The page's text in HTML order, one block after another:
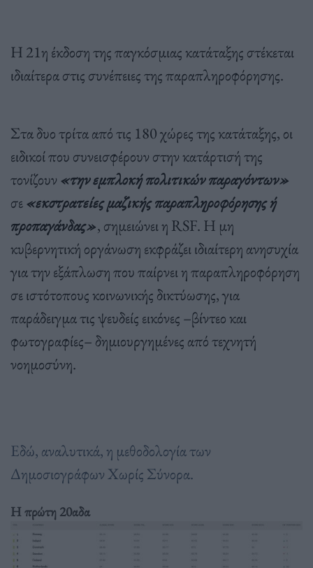
Η 21η έκδοση της παγκόσμιας κατάταξης στέκεται
ιδιαίτερα στις συνέπειες της παραπληροφόρησης.
Στα δυο τρίτα από τις 180 χώρες της κατάταξης, οι
ειδικοί που συνεισφέρουν στην κατάρτισή της
τονίζουν «την εμπλοκή πολιτικών παραγόντων»
σε«εκστρατείες μαζικής παραπληροφόρησης ή
προπαγάνδας», σημειώνει η RSF. Η μη
κυβερνητική οργάνωση εκφράζει ιδιαίτερη ανησυχία
για την εξάπλωση που παίρνει η παραπληροφόρηση
σε ιστότοπους κοινωνικής δικτύωσης, για
παράδειγμα τις ψευδείς εικόνες –βίντεο και
φωτογραφίες– δημιουργημένες από τεχνητή
νοημοσύνη.
Εδώ, αναλυτικά, η μεθοδολογία των
Δημοσιογράφων Χωρίς Σύνορα.
Η πρώτη 20αδα